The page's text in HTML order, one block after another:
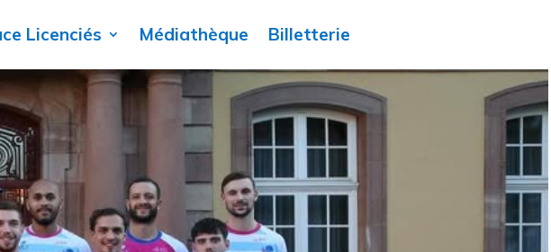
Licenciés Médiathèque Billetterie